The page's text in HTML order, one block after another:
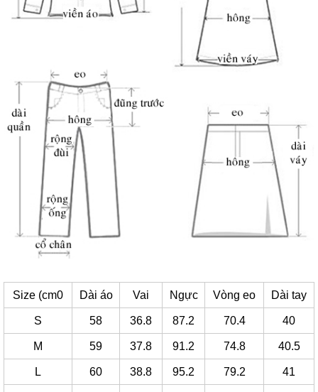
Size (cm0 Dài áo Vai Ngực Vòng eo Dài tay
S 58 36.8 87.2 70.4 40
M 59 37.8 91.2 74.8 40.5
L 60 38.8 95.2 79.2 41